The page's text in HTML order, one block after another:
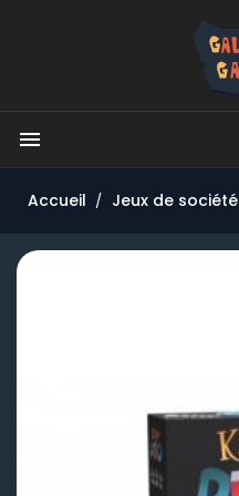

Accueil Jeux de société